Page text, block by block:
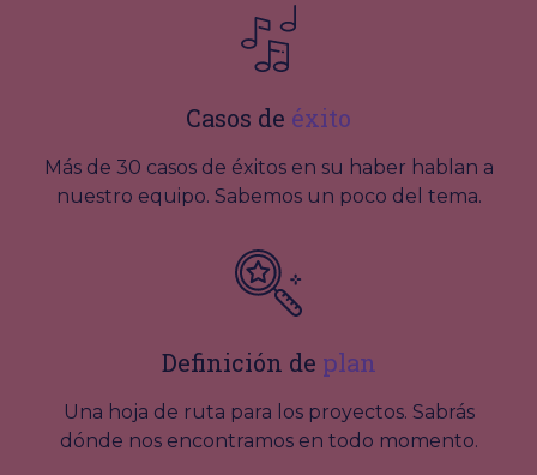
Casos de éxito
Más de 30 casos de éxitos en su haber hablan a
nuestro equipo. Sabemos un poco del tema.
Definición de plan
Una hoja de ruta para los proyectos. Sabrás
dónde nos encontramos en todo momento.